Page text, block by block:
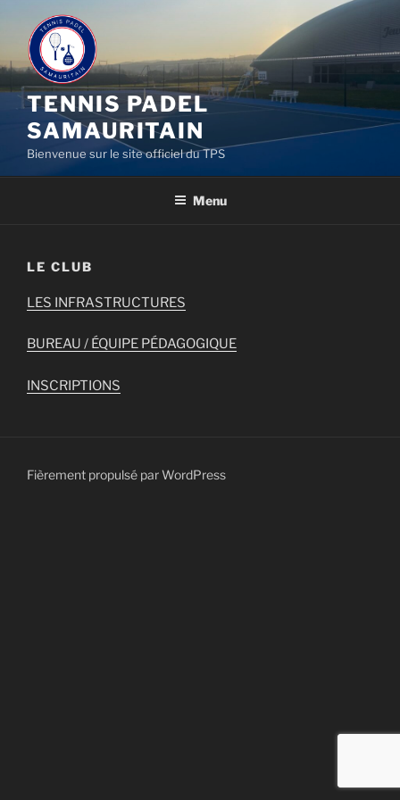
contenu
principal
TENNIS PADEL
SAMAURITAIN
Bienvenue sur le site officiel du TPS
Menu
LE CLUB
LES INFRASTRUCTURES
BUREAU / ÉQUIPE PÉDAGOGIQUE
INSCRIPTIONS
Fièrement propulsé par WordPress